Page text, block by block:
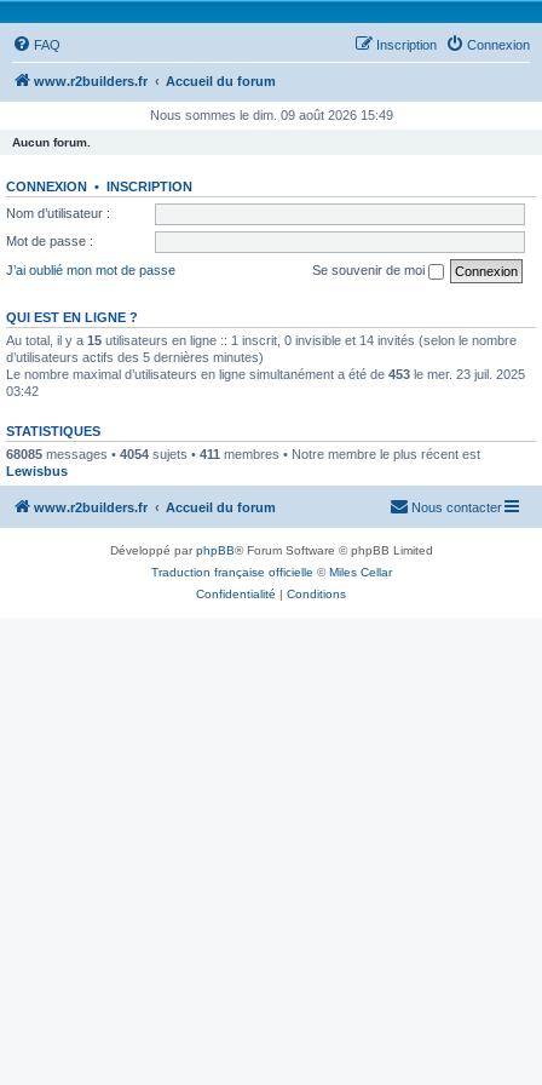
FAQ Connexion
Inscription
www.r2builders.fr Accueil du forum
Nous sommes le dim. 09 août 2026 15:49
Aucun forum.
CONNEXION • INSCRIPTION
Nom d’utilisateur :
Mot de passe :
J’ai oublié mon mot de passe
Se souvenir de moi
QUI EST EN LIGNE ?
Au total, il y a 15 utilisateurs en ligne :: 1 inscrit, 0 invisible et 14 invités (selon le nombre
d’utilisateurs actifs des 5 dernières minutes)
Le nombre maximal d’utilisateurs en ligne simultanément a été de 453 le mer. 23 juil. 2025
03:42
STATISTIQUES
68085 messages • 4054 sujets • 411 membres • Notre membre le plus récent est
Lewisbus
www.r2builders.fr Accueil du forum Nous contacter
Développé parphpBB® Forum Software © phpBB Limited
Traduction française officielle ©Miles Cellar
Confidentialité | Conditions